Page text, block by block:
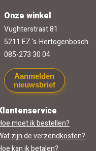
Onze winkel
Vughterstraat 81
5211 EZ 's-Hertogenbosch
085-273 30 04
Aanmelden
nieuwsbrief
moet ik bestellen?
zijn de verzendkosten?
kan ik betalen?